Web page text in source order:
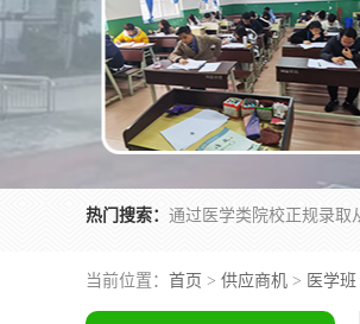
热门搜索：
当前位置： 首页 > 供应商机 > 医学班